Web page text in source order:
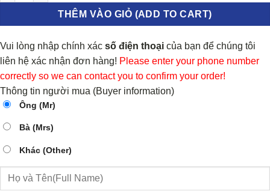
THÊM VÀO GIỎ (ADD TO CART)
Vui lòng nhập chính xác số điện thoại của bạn để chúng tôi
liên hệ xác nhận đơn hàng! Please enter your phone number
correctly so we can contact you to confirm your order!
Thông tin người mua (Buyer information)
Ông (Mr)
Bà (Mrs)
Khác (Other)